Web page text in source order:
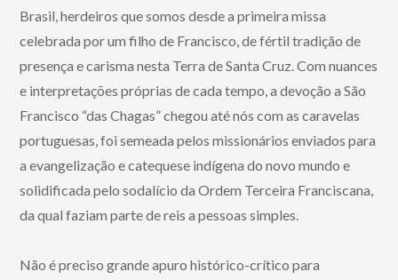
Brasil, herdeiros que somos desde a primeira missa
celebrada por um filho de Francisco, de fértil tradição de
presença e carisma nesta Terra de Santa Cruz. Com nuances
e interpretações próprias de cada tempo, a devoção a São
Francisco “das Chagas” chegou até nós com as caravelas
portuguesas, foi semeada pelos missionários enviados para
a evangelização e catequese indígena do novo mundo e
solidificada pelo sodalício da Ordem Terceira Franciscana,
da qual faziam parte de reis a pessoas simples.
Não é preciso grande apuro histórico-crítico para